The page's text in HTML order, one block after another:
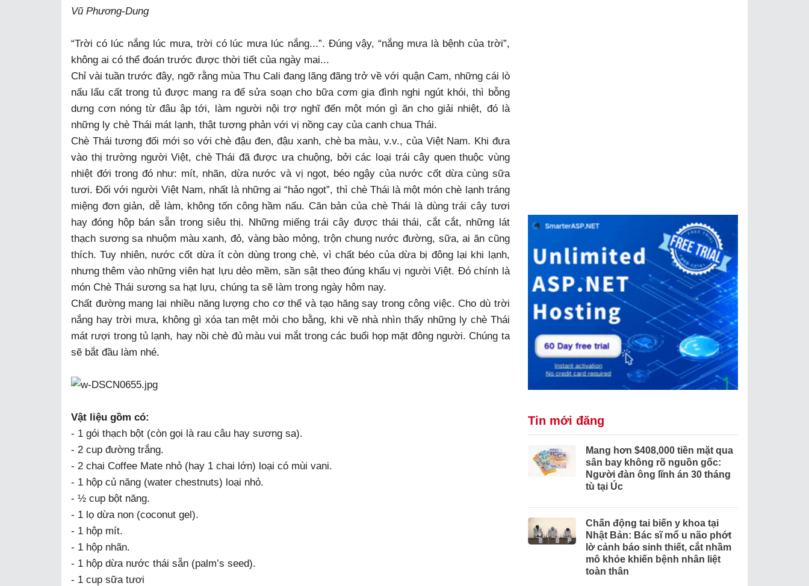
Vũ Phương-Dung
“Trời có lúc nắng lúc mưa, trời có lúc mưa lúc nắng...”. Đúng vậy, “nắng mưa là bệnh của trời”,
không ai có thể đoán trước được thời tiết của ngày mai...
Chỉ vài tuần trước đây, ngỡ rằng mùa Thu Cali đang lãng đãng trở về với quận Cam, những cái lò
nấu lẩu cất trong tủ được mang ra để sửa soạn cho bữa cơm gia đình nghi ngút khói, thì bỗng
dưng cơn nóng từ đâu ập tới, làm người nội trợ nghĩ đến một món gì ăn cho giải nhiệt, đó là
những ly chè Thái mát lạnh, thật tương phản với vị nồng cay của canh chua Thái.
Chè Thái tương đối mới so với chè đậu đen, đậu xanh, chè ba màu, v.v., của Việt Nam. Khi đưa
vào thị trường người Việt, chè Thái đã được ưa chuộng, bởi các loại trái cây quen thuộc vùng
nhiệt đới trong đó như: mít, nhãn, dừa nước và vị ngọt, béo ngậy của nước cốt dừa cùng sữa
tươi. Đối với người Việt Nam, nhất là những ai “hảo ngọt”, thì chè Thái là một món chè lạnh tráng
miệng đơn giản, dễ làm, không tốn công hầm nấu. Căn bản của chè Thái là dùng trái cây tươi
hay đóng hộp bán sẵn trong siêu thị. Những miếng trái cây được thái thái, cắt cắt, những lát
thạch sương sa nhuộm màu xanh, đỏ, vàng bào mỏng, trộn chung nước đường, sữa, ai ăn cũng
thích. Tuy nhiên, nước cốt dừa ít còn dùng trong chè, vì chất béo của dừa bị đông lại khi lạnh,
nhưng thêm vào những viên hạt lựu dẻo mềm, sần sật theo đúng khẩu vị người Việt. Đó chính là
món Chè Thái sương sa hạt lựu, chúng ta sẽ làm trong ngày hôm nay.
Chất đường mang lại nhiều năng lượng cho cơ thể và tạo hăng say trong công việc. Cho dù trời
nắng hay trời mưa, không gì xóa tan mệt mỏi cho bằng, khi về nhà nhìn thấy những ly chè Thái
mát rượi trong tủ lạnh, hay nồi chè đủ màu vui mắt trong các buổi họp mặt đông người. Chúng ta
sẽ bắt đầu làm nhé.
Vật liệu gồm có:
- 1 gói thạch bột (còn gọi là rau câu hay sương sa).
- 2 cup đường trắng.
- 2 chai Coffee Mate nhỏ (hay 1 chai lớn) loại có mùi vani.
- 1 hộp củ năng (water chestnuts) loại nhỏ.
- ½ cup bột năng.
- 1 lọ dừa non (coconut gel).
- 1 hộp mít.
- 1 hộp nhãn.
- 1 hộp dừa nước thái sẵn (palm’s seed).
- 1 cup sữa tươi
Tin mới đăng
Mang hơn $408,000 tiền mặt qua
sân bay không rõ nguồn gốc:
Người đàn ông lĩnh án 30 tháng
tù tại Úc
Chấn động tai biến y khoa tại
Nhật Bản: Bác sĩ mổ u não phớt
lờ cảnh báo sinh thiết, cắt nhầm
mô khỏe khiến bệnh nhân liệt
toàn thân